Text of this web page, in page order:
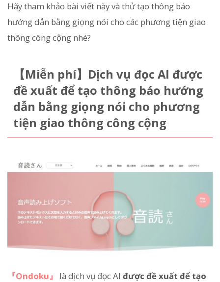
Hãy tham khảo bài viết này và thử tạo thông báo
hướng dẫn bằng giọng nói cho các phương tiện giao
thông công cộng nhé?
【Miễn phí】Dịch vụ đọc AI được
đề xuất để tạo thông báo hướng
dẫn bằng giọng nói cho phương
tiện giao thông công cộng
『Ondoku』 là dịch vụ đọc AI được đề xuất để tạo